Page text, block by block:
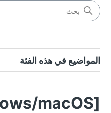
المواضيع في هذه الفئة